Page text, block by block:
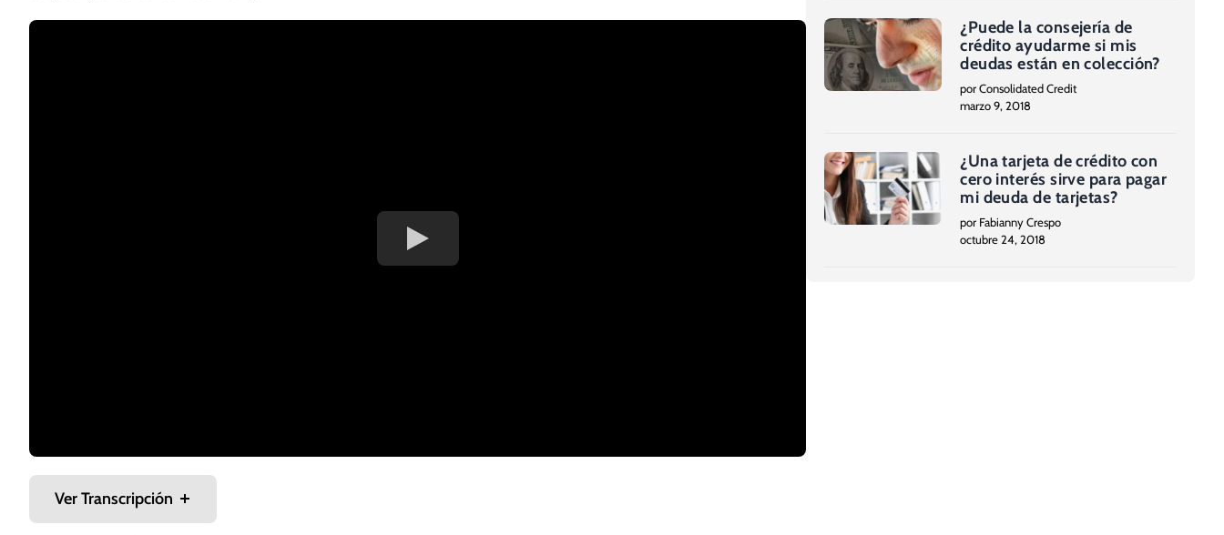
Ver Transcripción
¿Puede la consejería de
crédito ayudarme si mis
deudas están en colección?
por Consolidated Credit
marzo 9, 2018
¿Una tarjeta de crédito con
cero interés sirve para pagar
mi deuda de tarjetas?
por Fabianny Crespo
octubre 24, 2018